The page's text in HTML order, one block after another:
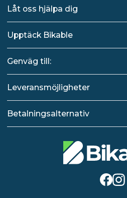
Låt oss hjälpa dig
Upptäck Bikable
Genväg till:
Leveransmöjligheter
Betalningsalternativ